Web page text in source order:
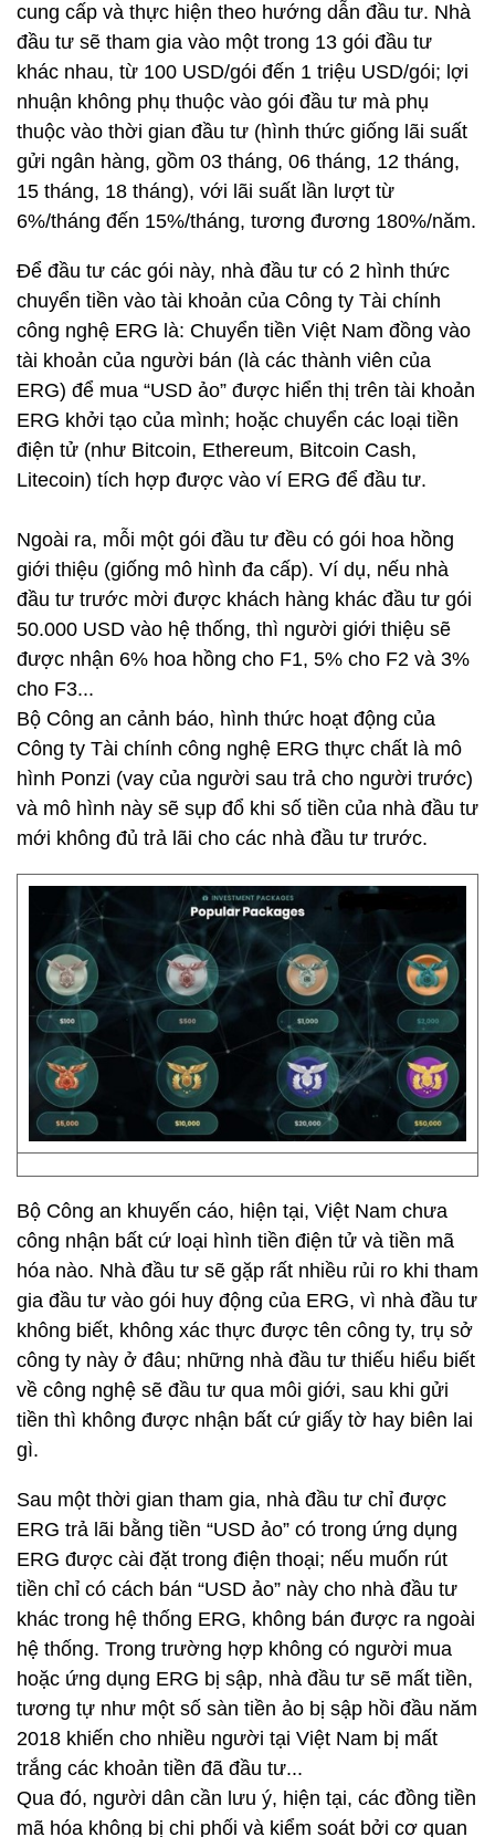
cung cấp và thực hiện theo hướng dẫn đầu tư. Nhà
đầu tư sẽ tham gia vào một trong 13 gói đầu tư
khác nhau, từ 100 USD/gói đến 1 triệu USD/gói; lợi
nhuận không phụ thuộc vào gói đầu tư mà phụ
thuộc vào thời gian đầu tư (hình thức giống lãi suất
gửi ngân hàng, gồm 03 tháng, 06 tháng, 12 tháng,
15 tháng, 18 tháng), với lãi suất lần lượt từ
6%/tháng đến 15%/tháng, tương đương 180%/năm.
Để đầu tư các gói này, nhà đầu tư có 2 hình thức
chuyển tiền vào tài khoản của Công ty Tài chính
công nghệ ERG là: Chuyển tiền Việt Nam đồng vào
tài khoản của người bán (là các thành viên của
ERG) để mua “USD ảo” được hiển thị trên tài khoản
ERG khởi tạo của mình; hoặc chuyển các loại tiền
điện tử (như Bitcoin, Ethereum, Bitcoin Cash,
Litecoin) tích hợp được vào ví ERG để đầu tư.
Ngoài ra, mỗi một gói đầu tư đều có gói hoa hồng
giới thiệu (giống mô hình đa cấp). Ví dụ, nếu nhà
đầu tư trước mời được khách hàng khác đầu tư gói
50.000 USD vào hệ thống, thì người giới thiệu sẽ
được nhận 6% hoa hồng cho F1, 5% cho F2 và 3%
cho F3...
Bộ Công an cảnh báo, hình thức hoạt động của
Công ty Tài chính công nghệ ERG thực chất là mô
hình Ponzi (vay của người sau trả cho người trước)
và mô hình này sẽ sụp đổ khi số tiền của nhà đầu tư
mới không đủ trả lãi cho các nhà đầu tư trước.
Bộ Công an khuyến cáo, hiện tại, Việt Nam chưa
công nhận bất cứ loại hình tiền điện tử và tiền mã
hóa nào. Nhà đầu tư sẽ gặp rất nhiều rủi ro khi tham
gia đầu tư vào gói huy động của ERG, vì nhà đầu tư
không biết, không xác thực được tên công ty, trụ sở
công ty này ở đâu; những nhà đầu tư thiếu hiểu biết
về công nghệ sẽ đầu tư qua môi giới, sau khi gửi
tiền thì không được nhận bất cứ giấy tờ hay biên lai
gì.
Sau một thời gian tham gia, nhà đầu tư chỉ được
ERG trả lãi bằng tiền “USD ảo” có trong ứng dụng
ERG được cài đặt trong điện thoại; nếu muốn rút
tiền chỉ có cách bán “USD ảo” này cho nhà đầu tư
khác trong hệ thống ERG, không bán được ra ngoài
hệ thống. Trong trường hợp không có người mua
hoặc ứng dụng ERG bị sập, nhà đầu tư sẽ mất tiền,
tương tự như một số sàn tiền ảo bị sập hồi đầu năm
2018 khiến cho nhiều người tại Việt Nam bị mất
trắng các khoản tiền đã đầu tư...
Qua đó, người dân cần lưu ý, hiện tại, các đồng tiền
mã hóa không bị chi phối và kiểm soát bởi cơ quan